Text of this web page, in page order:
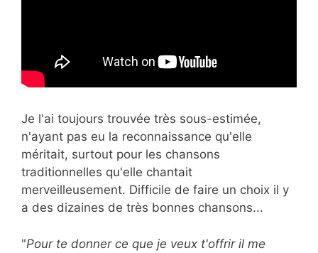
Je l'ai toujours trouvée très sous-estimée,
n'ayant pas eu la reconnaissance qu'elle
méritait, surtout pour les chansons
traditionnelles qu'elle chantait
merveilleusement. Difficile de faire un choix il y
a des dizaines de très bonnes chansons...
"Pour te donner ce que je veux t'offrir il me